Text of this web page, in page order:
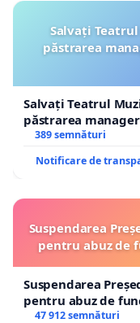
Salvați
păstrarea
Salvați Teatrul
păstrarea
ROGOJAN
389 semnături
Notificare de
Suspendarea
pentru abuz de
Suspendarea
pentru abuz de
47 912 semnături